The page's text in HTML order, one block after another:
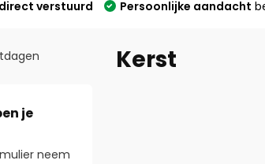
direct verstuurd Persoonlijke aandacht
je
neem
Kerst